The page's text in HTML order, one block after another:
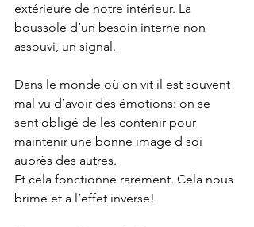
extérieure de notre intérieur. La
boussole d’un besoin interne non
assouvi, un signal.
Dans le monde où on vit il est souvent
mal vu d’avoir des émotions: on se
sent obligé de les contenir pour
maintenir une bonne image d soi
auprès des autres.
Et cela fonctionne rarement. Cela nous
brime et a l’effet inverse!